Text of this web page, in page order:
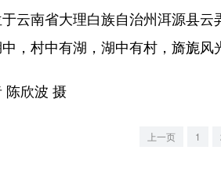
南省大理白族自治州洱源县云
，村中有湖，湖中有村，旖旎风
欣波 摄
上一页 1